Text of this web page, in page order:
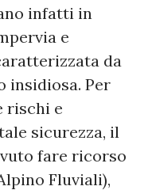
infatti in
e
da
insidiosa. Per
rischi e
sicurezza, il
fare ricorso
Fluviali),